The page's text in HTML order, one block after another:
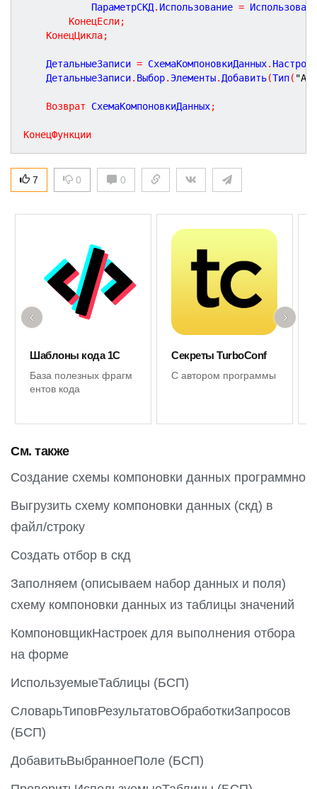
			ПараметрСКД
. Использование =
КонецЕсли;
КонецЦикла;
	ДетальныеЗаписи
= СхемаКомпоновкиДанных.
	ДетальныеЗаписи
. Выбор. Элементы. Добавить(Тип(
Возврат СхемаКомпоновкиДанных;
КонецФункции
7 0 0
Шаблоны кода 1С
База полезных фрагм
ентов кода
Секреты TurboConf
С автором программы
‹ ›
См. также
Создание схемы компоновки данных программно
Выгрузить схему компоновки данных (скд) в
файл/строку
Создать отбор в скд
Заполняем (описываем набор данных и поля)
схему компоновки данных из таблицы значений
КомпоновщикНастроек для выполнения отбора
на форме
ИспользуемыеТаблицы (БСП)
СловарьТиповРезультатовОбработкиЗапросов
(БСП)
ДобавитьВыбранноеПоле (БСП)